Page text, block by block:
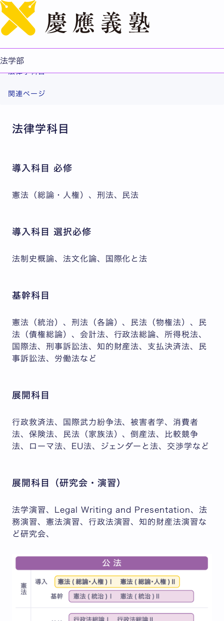
法学部
設置科目
法律学科目
関連ページ
法律学科目
導入科目 必修
憲法（総論・人権）、刑法、民法
導入科目 選択必修
法制史概論、法文化論、国際化と法
基幹科目
憲法（統治）、刑法（各論）、民法（物権法）、民
法（債権総論）、会計法、行政法総論、所得税法、
国際法、刑事訴訟法、知的財産法、支払決済法、民
事訴訟法、労働法など
展開科目
行政救済法、国際武力紛争法、被害者学、消費者
法、保険法、民法（家族法）、倒産法、比較競争
法、ローマ法、EU法、ジェンダーと法、交渉学など
展開科目（研究会・演習）
法学演習、Legal Writing and Presentation、法
務演習、憲法演習、行政法演習、知的財産法演習な
ど研究会、